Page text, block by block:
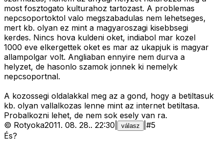
most fosztogato kulturahoz tartozast. A problemas
nepcsoportoktol valo megszabadulas nem lehetseges,
mert kb. olyan ez mint a magyaroszagi kisebbsegi
kerdes. Nincs hova kuldeni oket, indiabol mar kozel
1000 eve elkergettek oket es mar az ukapjuk is magyar
allampolgar volt. Angliaban ennyire nem durva a
helyzet, de hasonlo szamok jonnek ki nemelyk
nepcsoportnal.
A kozossegi oldalakkal meg az a gond, hogy a betiltasuk
kb. olyan vallalkozas lenne mint az internet betiltasa.
Probalkozni lehet, de nem sok esely van ra.
© Rotyoka2011. 08. 28.. 22:30 válasz #5
És?